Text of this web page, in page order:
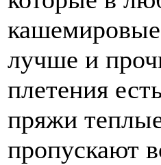
лучше и
плетения
пряжи
пропускают